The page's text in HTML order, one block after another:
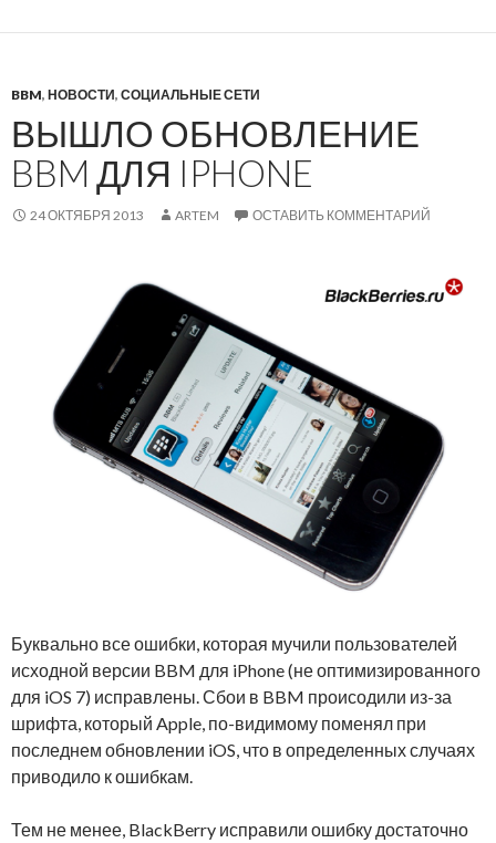
BBM, НОВОСТИ, СОЦИАЛЬНЫЕ СЕТИ
ВЫШЛО ОБНОВЛЕНИЕ
BBM ДЛЯ IPHONE
24 ОКТЯБРЯ 2013 ARTEM ОСТАВИТЬ КОММЕНТАРИЙ
Буквально все ошибки, которая мучили пользователей
исходной версии BBM для iPhone (не оптимизированного
для iOS 7) исправлены. Сбои в BBM происодили из-за
шрифта, который Apple, по-видимому поменял при
последнем обновлении iOS, что в определенных случаях
приводило к ошибкам.
Тем не менее, BlackBerry исправили ошибку достаточно